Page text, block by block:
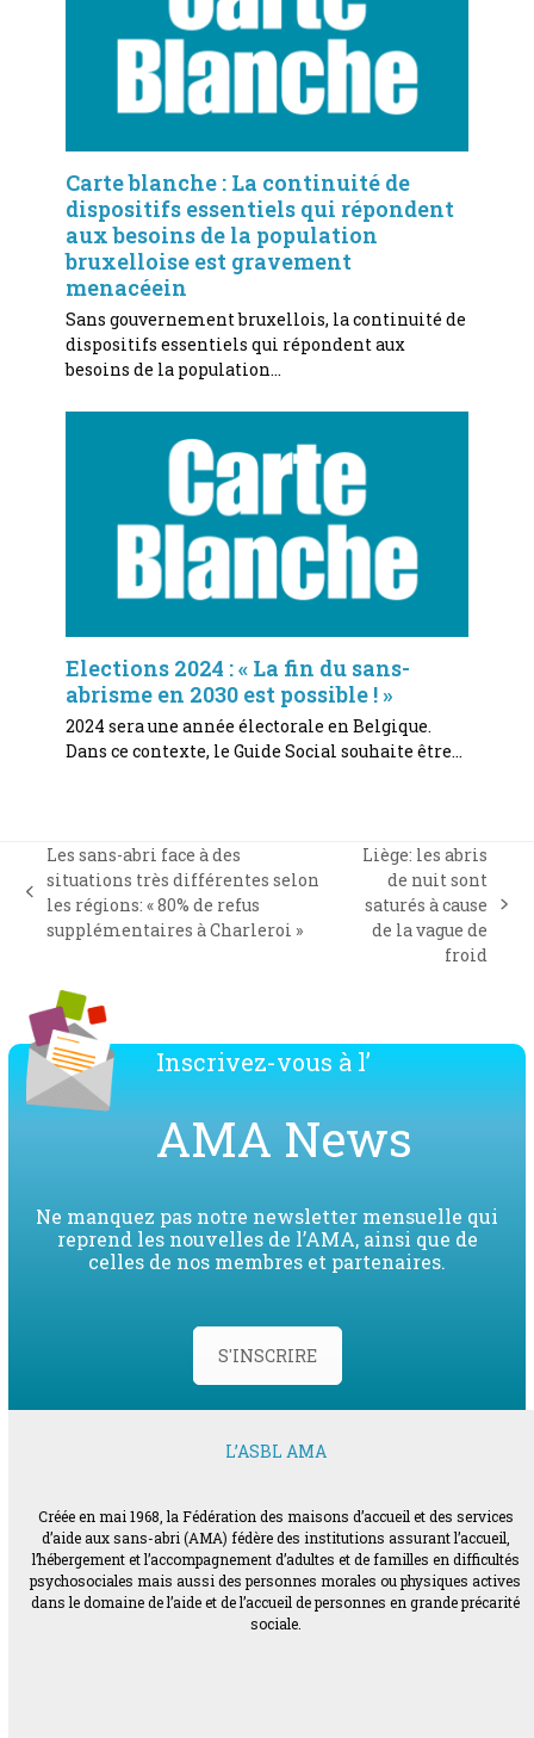
Carte blanche : La continuité de
dispositifs essentiels qui répondent
aux besoins de la population
bruxelloise est gravement
menacéein
Sans gouvernement bruxellois, la continuité de
dispositifs essentiels qui répondent aux
besoins de la population…
Elections 2024 : « La fin du sans-
abrisme en 2030 est possible ! »
2024 sera une année électorale en Belgique.
Dans ce contexte, le Guide Social souhaite être…
previous
post:
Les sans-abri face à des
situations très différentes selon
les régions: « 80% de refus
supplémentaires à Charleroi »
next
post:
Liège: les abris
de nuit sont
saturés à cause
de la vague de
froid
Inscrivez-vous à l’
AMA News
Ne manquez pas notre newsletter mensuelle qui
reprend les nouvelles de l’AMA, ainsi que de
celles de nos membres et partenaires.
S'INSCRIRE
L’ASBL AMA
Créée en mai 1968, la Fédération des maisons d’accueil et des services
d’aide aux sans-abri (AMA) fédère des institutions assurant l’accueil,
l’hébergement et l’accompagnement d’adultes et de familles en difficultés
psychosociales mais aussi des personnes morales ou physiques actives
dans le domaine de l’aide et de l’accueil de personnes en grande précarité
sociale.